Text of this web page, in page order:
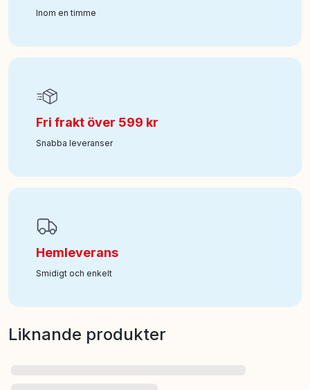
Inom en timme
Fri frakt över 599 kr
Snabba leveranser
Hemleverans
Smidigt och enkelt
Liknande produkter